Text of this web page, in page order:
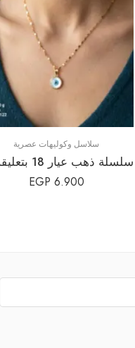
سلاسل وكوليهات عصرية
6.900
EGP